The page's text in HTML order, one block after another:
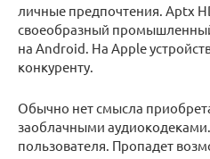
личные предпочтения. Aptx
своеобразный
на Android. На Apple
конкуренту.
Обычно нет смысла
заоблачными
пользователя. Пропадет